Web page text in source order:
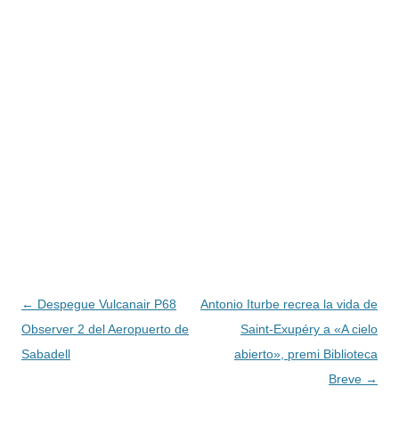
Navegación
de
entradas
← Despegue Vulcanair P68
Observer 2 del Aeropuerto de
Sabadell
Antonio Iturbe recrea la vida de
Saint-Exupéry a «A cielo
abierto», premi Biblioteca
Breve →